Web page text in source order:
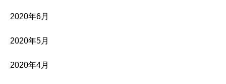
2020年6月
2020年5月
2020年4月